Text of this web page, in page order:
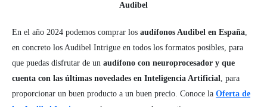
Audibel
En el año 2024 podemos comprar los audífonos Audibel en España,
en concreto los Audibel Intrigue en todos los formatos posibles, para
que puedas disfrutar de un audífono con neuroprocesador y que
cuenta con las últimas novedades en Inteligencia Artificial, para
proporcionar un buen producto a un buen precio. Conoce la Oferta de